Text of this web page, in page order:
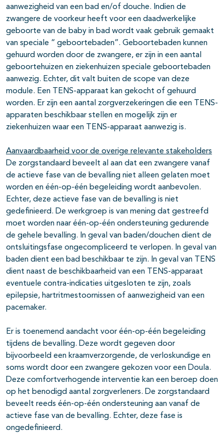
aanwezigheid van een bad en/of douche. Indien de
zwangere de voorkeur heeft voor een daadwerkelijke
geboorte van de baby in bad wordt vaak gebruik gemaakt
van speciale “ geboortebaden”. Geboortebaden kunnen
gehuurd worden door de zwangere, er zijn in een aantal
geboortehuizen en ziekenhuizen speciale geboortebaden
aanwezig. Echter, dit valt buiten de scope van deze
module. Een TENS-apparaat kan gekocht of gehuurd
worden. Er zijn een aantal zorgverzekeringen die een TENS-
apparaten beschikbaar stellen en mogelijk zijn er
ziekenhuizen waar een TENS-apparaat aanwezig is.
Aanvaardbaarheid voor de overige relevante stakeholders
De zorgstandaard beveelt al aan dat een zwangere vanaf
de actieve fase van de bevalling niet alleen gelaten moet
worden en één-op-één begeleiding wordt aanbevolen.
Echter, deze actieve fase van de bevalling is niet
gedefinieerd. De werkgroep is van mening dat gestreefd
moet worden naar één-op-één ondersteuning gedurende
de gehele bevalling. In geval van baden/douchen dient de
ontsluitingsfase ongecompliceerd te verlopen. In geval van
baden dient een bad beschikbaar te zijn. In geval van TENS
dient naast de beschikbaarheid van een TENS-apparaat
eventuele contra-indicaties uitgesloten te zijn, zoals
epilepsie, hartritmestoornissen of aanwezigheid van een
pacemaker.
Er is toenemend aandacht voor één-op-één begeleiding
tijdens de bevalling. Deze wordt gegeven door
bijvoorbeeld een kraamverzorgende, de verloskundige en
soms wordt door een zwangere gekozen voor een Doula.
Deze comfortverhogende interventie kan een beroep doen
op het benodigd aantal zorgverleners. De zorgstandaard
beveelt reeds één-op-één ondersteuning aan vanaf de
actieve fase van de bevalling. Echter, deze fase is
ongedefinieerd.